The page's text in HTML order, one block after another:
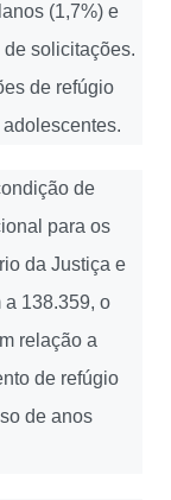
(1,7%) e
solicitações.
de refúgio
de
para os
da Justiça e
a 138.359, o
relação a
de refúgio
de anos